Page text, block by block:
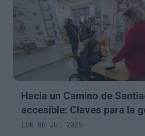
Hacia un Camino de
accesible: Claves para la
inclusiva del patrimonio
LUN 06 JUL 2026